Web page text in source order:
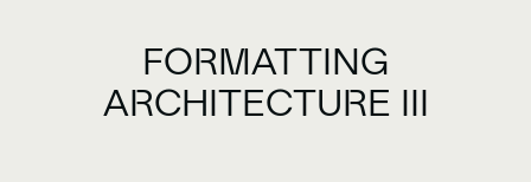
FORMATTING
ARCHITECTURE III